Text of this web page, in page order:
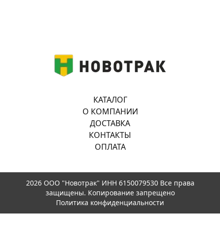
КАТАЛОГ
О КОМПАНИИ
ДОСТАВКА
КОНТАКТЫ
ОПЛАТА
2026 ООО "Новотрак" ИНН 6150079530 Все права
защищены. Копирование запрещено
Политика конфиденциальности